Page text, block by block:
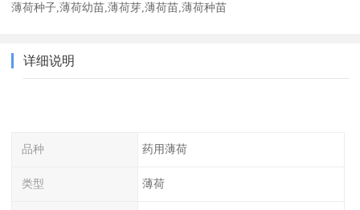
薄荷种子,薄荷幼苗,薄荷芽,薄荷苗,薄荷种苗
详细说明
品种 药用薄荷
类型 薄荷